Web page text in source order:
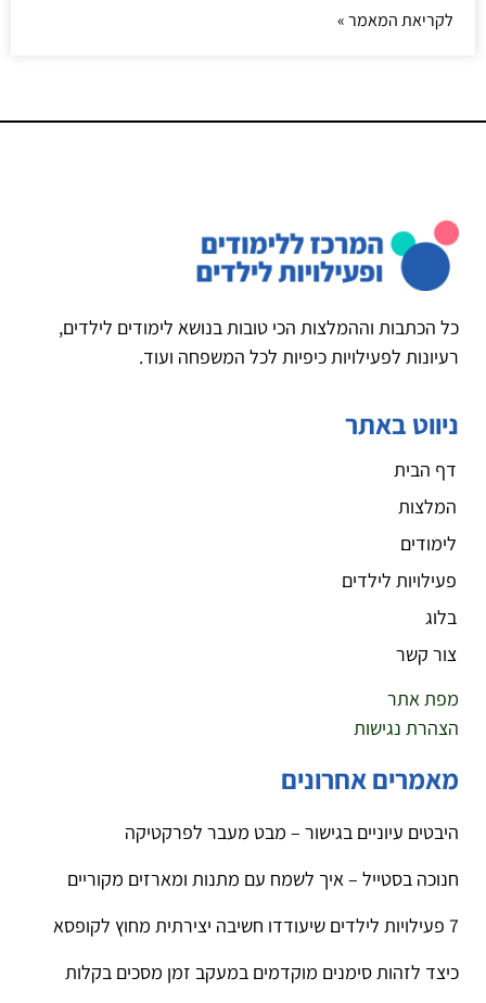
לקריאת המאמר »
כל הכתבות וההמלצות הכי טובות בנושא לימודים לילדים,
רעיונות לפעילויות כיפיות לכל המשפחה ועוד.
ניווט באתר
דף הבית
המלצות
לימודים
פעילויות לילדים
בלוג
צור קשר
מפת אתר
הצהרת נגישות
מאמרים אחרונים
היבטים עיוניים בגישור – מבט מעבר לפרקטיקה
חנוכה בסטייל – איך לשמח עם מתנות ומארזים מקוריים
7 פעילויות לילדים שיעודדו חשיבה יצירתית מחוץ לקופסא
כיצד לזהות סימנים מוקדמים במעקב זמן מסכים בקלות